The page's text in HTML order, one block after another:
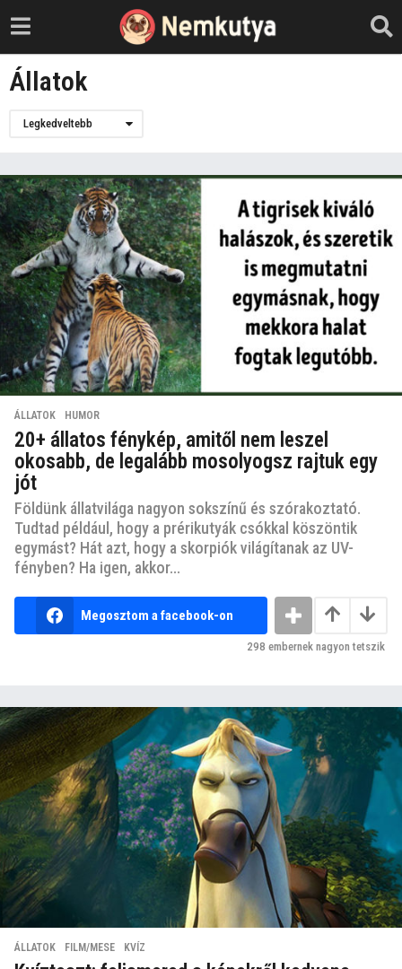
Állatok
Legkedveltebb
ÁLLATOK ,HUMOR
20+ állatos fénykép, amitől nem leszel
okosabb, de legalább mosolyogsz rajtuk egy
jót
Földünk állatvilága nagyon sokszínű és szórakoztató.
Tudtad például, hogy a prérikutyák csókkal köszöntik
egymást? Hát azt, hogy a skorpiók világítanak az UV-
fényben? Ha igen, akkor...
Megosztom a facebook-on
298 embernek nagyon tetszik
ÁLLATOK ,FILM/MESE ,KVÍZ